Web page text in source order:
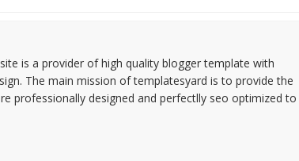
is a provider of high quality blogger template with
The main mission of templatesyard is to provide the
professionally designed and perfectlly seo optimized to